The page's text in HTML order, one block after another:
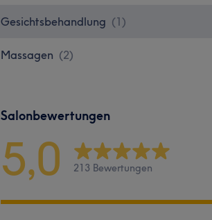
Gesichtsbehandlung (1 )
Massagen (2)
Salonbewertungen
5,0 213 Bewertungen